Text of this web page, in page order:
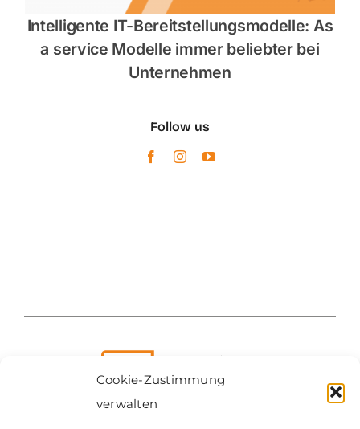
Cookie-Zustimmung
verwalten
Intelligente IT-Bereitstellungsmodelle: As
a service Modelle immer beliebter bei
Unternehmen
Follow us